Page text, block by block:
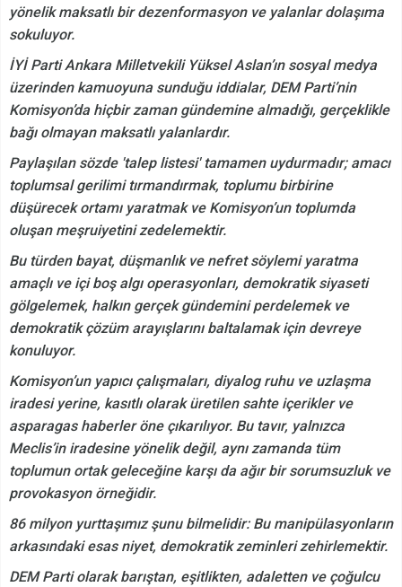
yönelik maksatlı bir dezenformasyon ve yalanlar dolaşıma
sokuluyor.
İYİ Parti Ankara Milletvekili Yüksel Aslan’ın sosyal medya
üzerinden kamuoyuna sunduğu iddialar, DEM Parti’nin
Komisyon’da hiçbir zaman gündemine almadığı, gerçeklikle
bağı olmayan maksatlı yalanlardır.
Paylaşılan sözde 'talep listesi' tamamen uydurmadır; amacı
toplumsal gerilimi tırmandırmak, toplumu birbirine
düşürecek ortamı yaratmak ve Komisyon’un toplumda
oluşan meşruiyetini zedelemektir.
Bu türden bayat, düşmanlık ve nefret söylemi yaratma
amaçlı ve içi boş algı operasyonları, demokratik siyaseti
gölgelemek, halkın gerçek gündemini perdelemek ve
demokratik çözüm arayışlarını baltalamak için devreye
konuluyor.
Komisyon’un yapıcı çalışmaları, diyalog ruhu ve uzlaşma
iradesi yerine, kasıtlı olarak üretilen sahte içerikler ve
asparagas haberler öne çıkarılıyor. Bu tavır, yalnızca
Meclis’in iradesine yönelik değil, aynı zamanda tüm
toplumun ortak geleceğine karşı da ağır bir sorumsuzluk ve
provokasyon örneğidir.
86 milyon yurttaşımız şunu bilmelidir: Bu manipülasyonların
arkasındaki esas niyet, demokratik zeminleri zehirlemektir.
DEM Parti olarak barıştan, eşitlikten, adaletten ve çoğulcu